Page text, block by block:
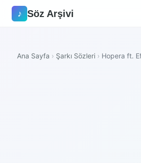
♪ Söz Arşivi
Ana Sayfa › Şarkı Sözleri › Hopera ft.